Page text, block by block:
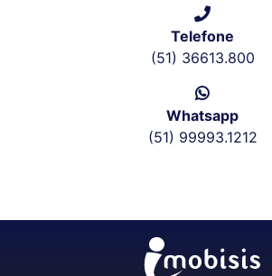
Telefone
(51) 36613.800
Whatsapp
(51) 99993.1212